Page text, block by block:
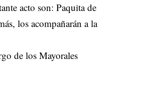
acto son: Paquita de
los acompañarán a la
de los Mayorales